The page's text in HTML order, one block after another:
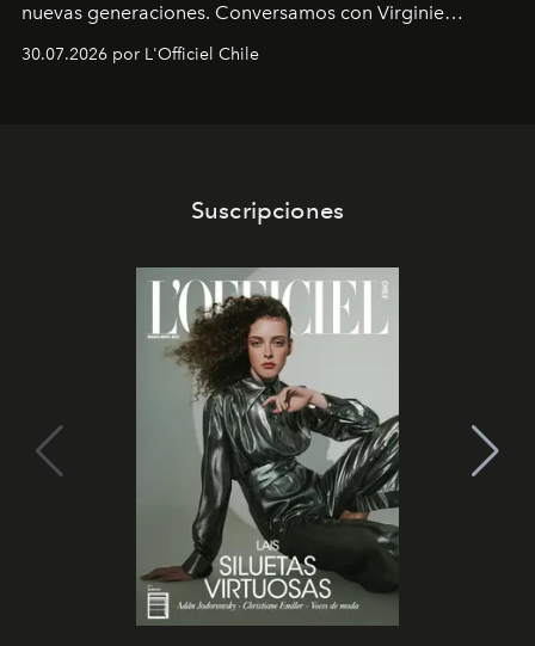
nuevas generaciones. Conversamos con Virginie
Dubray, la responsable de marketing para
Latinoamérica, sobre identidad, cultura y el valor
30.07.2026 por L'Officiel Chile
Suscripciones